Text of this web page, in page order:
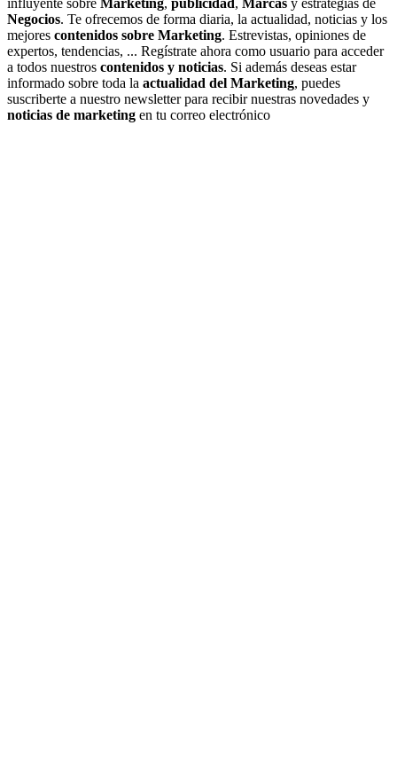
influyente sobre Marketing, publicidad , Marcas y estrategias de
Negocios. Te ofrecemos de forma diaria, la actualidad, noticias y los
mejores contenidos sobre Marketing. Estrevistas, opiniones de
expertos, tendencias, ... Regístrate ahora como usuario para acceder
a todos nuestros contenidos y noticias. Si además deseas estar
informado sobre toda la actualidad del Marketing, puedes
suscriberte a nuestro newsletter para recibir nuestras novedades y
noticias de marketing en tu correo electrónico